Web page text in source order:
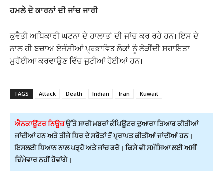
ਹਮਲੇ ਦੇ ਕਾਰਨਾਂ ਦੀ ਜਾਂਚ ਜਾਰੀ
ਕੁਵੈਤੀ ਅਧਿਕਾਰੀ ਘਟਨਾ ਦੇ ਹਾਲਾਤਾਂ ਦੀ ਜਾਂਚ ਕਰ ਰਹੇ ਹਨ। ਇਸ ਦੇ
ਨਾਲ ਹੀ ਬਚਾਅ ਏਜੰਸੀਆਂ ਪ੍ਰਭਾਵਿਤ ਲੋਕਾਂ ਨੂੰ ਲੋੜੀਂਦੀ ਸਹਾਇਤਾ
ਮੁਹੱਈਆ ਕਰਵਾਉਣ ਵਿੱਚ ਜੁਟੀਆਂ ਹੋਈਆਂ ਹਨ।
TAGS Attack Death Indian Iran Kuwait
ਐਨਕਾਊਂਟਰ ਨਿਊਜ਼ਉੱਤੇ ਸਾਰੀ ਖ਼ਬਰਾਂ ਕੰਪਿਊਟਰ ਦੁਆਰਾ ਤਿਆਰ ਕੀਤੀਆਂ
ਜਾਂਦੀਆਂ ਹਨ ਅਤੇ ਤੀਜੇ ਧਿਰ ਦੇ ਸਰੋਤਾਂ ਤੋਂ ਪ੍ਰਾਪਤ ਕੀਤੀਆਂ ਜਾਂਦੀਆਂ ਹਨ।
ਇਸਲਈ ਧਿਆਨ ਨਾਲ ਪੜ੍ਹੋ ਅਤੇ ਜਾਂਚ ਕਰੋ। ਕਿਸੇ ਵੀ ਸਮੱਸਿਆ ਲਈ ਅਸੀਂ
ਜ਼ਿੰਮੇਵਾਰ ਨਹੀਂ ਹੋਵਾਂਗੇ।